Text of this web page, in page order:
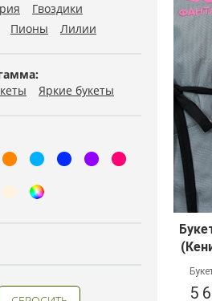
Гвоздики
Пионы Лилии
Яркие букеты
5